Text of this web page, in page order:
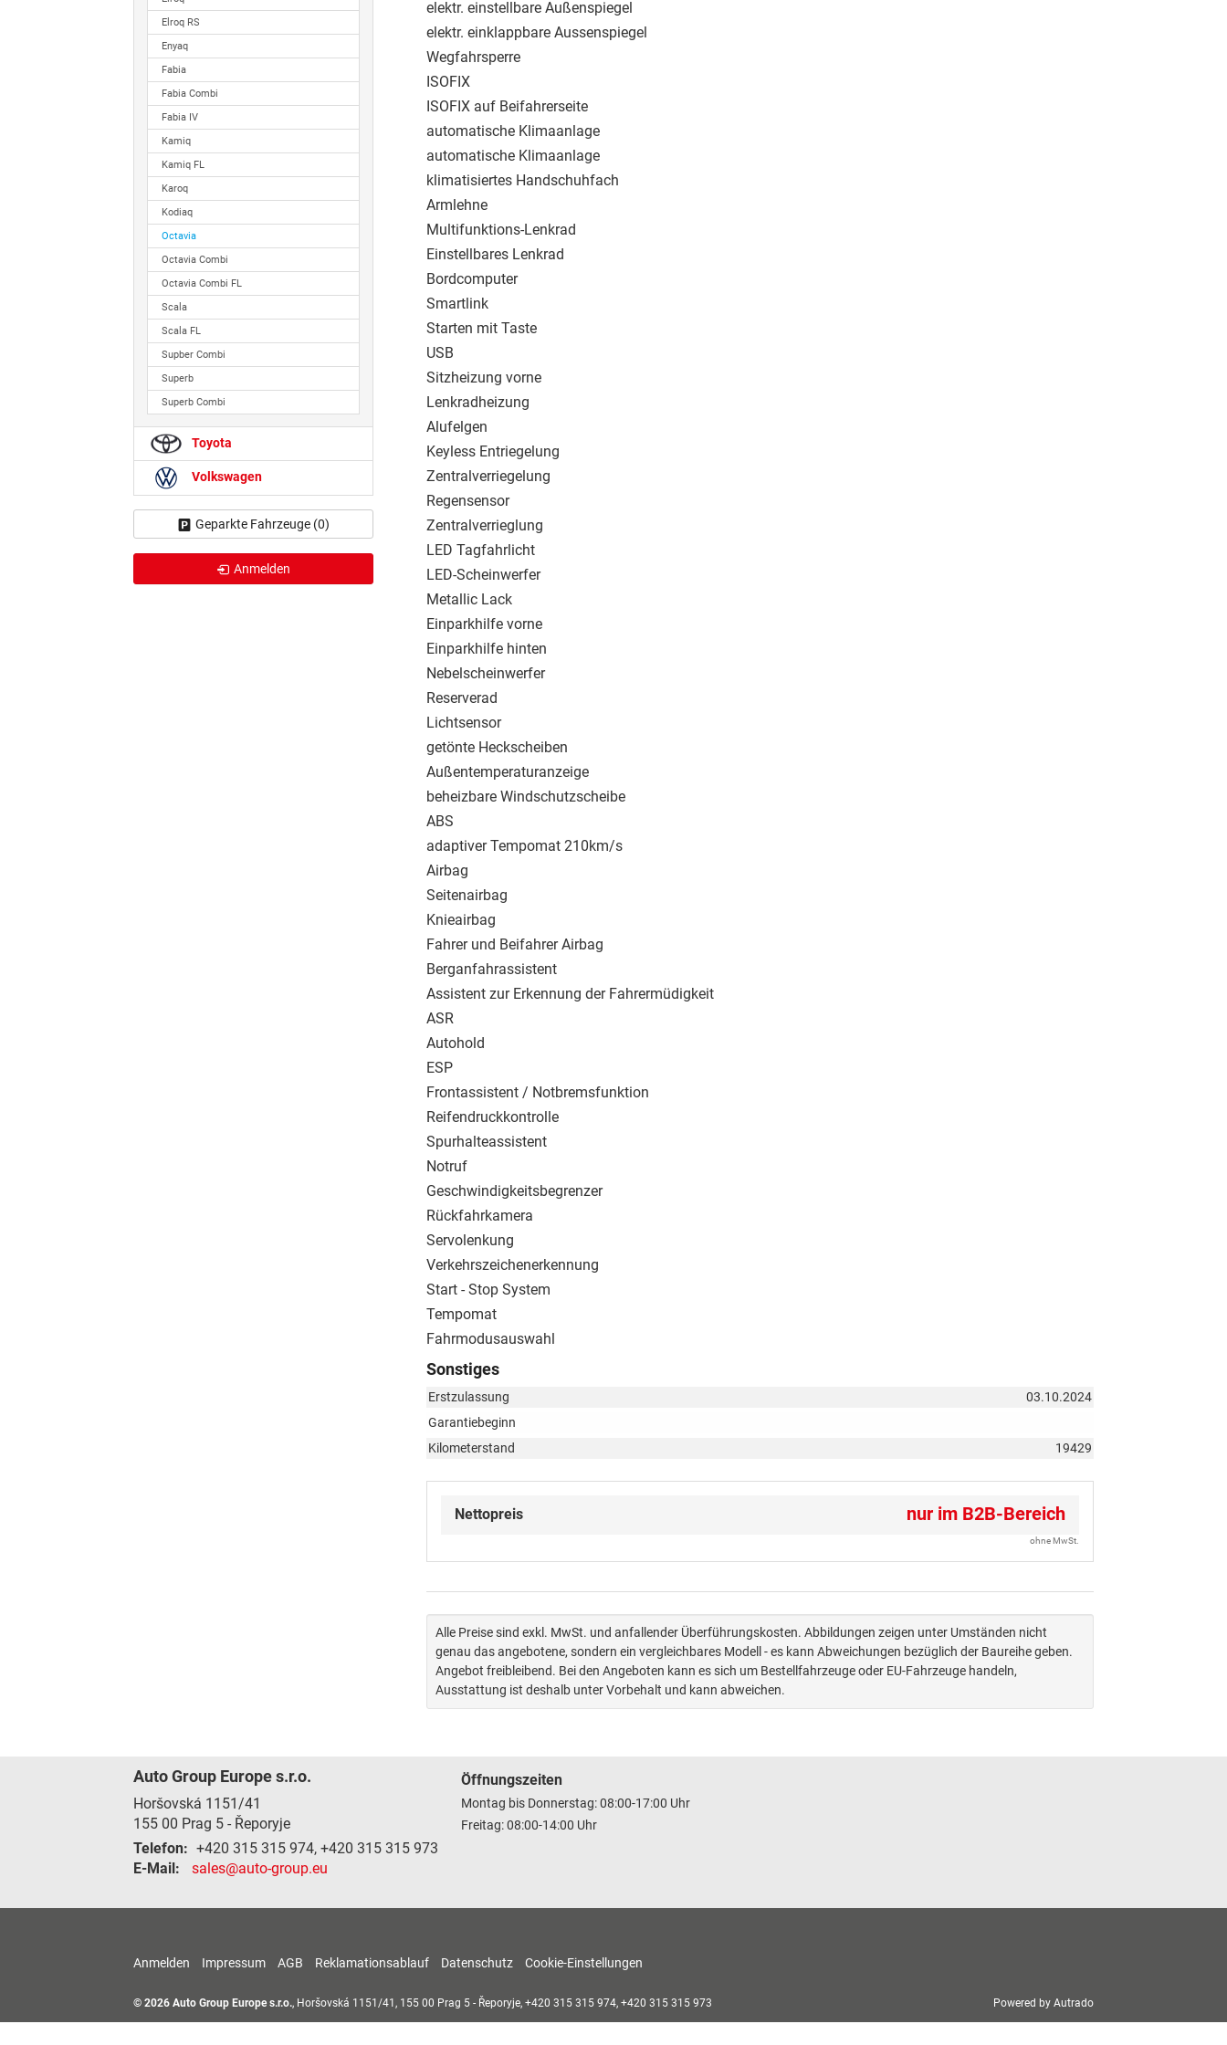
elektr. einstellbare Außenspiegel
elektr. einklappbare Aussenspiegel
Wegfahrsperre
ISOFIX
ISOFIX auf Beifahrerseite
automatische Klimaanlage
automatische Klimaanlage
klimatisiertes Handschuhfach
Armlehne
Multifunktions-Lenkrad
Einstellbares Lenkrad
Bordcomputer
Smartlink
Starten mit Taste
USB
Sitzheizung vorne
Lenkradheizung
Alufelgen
Keyless Entriegelung
Zentralverriegelung
Regensensor
Zentralverrieglung
LED Tagfahrlicht
LED-Scheinwerfer
Metallic Lack
Einparkhilfe vorne
Einparkhilfe hinten
Nebelscheinwerfer
Reserverad
Lichtsensor
getönte Heckscheiben
Außentemperaturanzeige
beheizbare Windschutzscheibe
ABS
adaptiver Tempomat 210km/s
Airbag
Seitenairbag
Knieairbag
Fahrer und Beifahrer Airbag
Berganfahrassistent
Assistent zur Erkennung der Fahrermüdigkeit
ASR
Autohold
ESP
Frontassistent / Notbremsfunktion
Reifendruckkontrolle
Spurhalteassistent
Notruf
Geschwindigkeitsbegrenzer
Rückfahrkamera
Servolenkung
Verkehrszeichenerkennung
Start - Stop System
Tempomat
Fahrmodusauswahl
Sonstiges
Erstzulassung
03.10.2024
Garantiebeginn
Kilometerstand
19429
Nettopreis nur im B2B-Bereich
ohne MwSt.
Alle Preise sind exkl. MwSt. und anfallender Überführungskosten. Abbildungen zeigen unter Umständen nicht
genau das angebotene, sondern ein vergleichbares Modell - es kann Abweichungen bezüglich der Baureihe geben.
Angebot freibleibend. Bei den Angeboten kann es sich um Bestellfahrzeuge oder EU-Fahrzeuge handeln,
Ausstattung ist deshalb unter Vorbehalt und kann abweichen.
Elroq RS
Enyaq
Fabia
Fabia Combi
Fabia IV
Kamiq
Kamiq FL
Karoq
Kodiaq
Octavia
Octavia Combi
Octavia Combi FL
Scala
Scala FL
Supber Combi
Superb
Superb Combi
Toyota
Volkswagen
Geparkte Fahrzeuge (0)
Anmelden
Auto Group Europe s.r.o.
Horšovská 1151/41
155 00 Prag 5 - Řeporyje
Telefon: +420 315 315 974, +420 315 315 973
E-Mail:
sales@auto-group.eu
Öffnungszeiten
Montag bis Donnerstag: 08:00-17:00 Uhr
Freitag: 08:00-14:00 Uhr
Anmelden Impressum AGB Reklamationsablauf Datenschutz Cookie-Einstellungen
© 2026 Auto Group Europe s.r.o., Horšovská 1151/41 , 155 00 Prag 5 - Řeporyje, +420 315 315 974, +420 315 315 973 Powered by Autrado